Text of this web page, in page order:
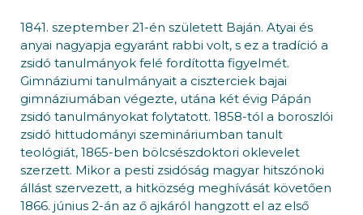
1841. szeptember 21-én született Baján. Atyai és
anyai nagyapja egyaránt rabbi volt, s ez a tradíció a
zsidó tanulmányok felé fordította figyelmét.
Gimnáziumi tanulmányait a ciszterciek bajai
gimnáziumában végezte, utána két évig Pápán
zsidó tanulmányokat folytatott. 1858-tól a boroszlói
zsidó hittudományi szemináriumban tanult
teológiát, 1865-ben bölcsészdoktori oklevelet
szerzett. Mikor a pesti zsidóság magyar hitszónoki
állást szervezett, a hitközség meghívását követően
1866. június 2-án az ő ajkáról hangzott el az első